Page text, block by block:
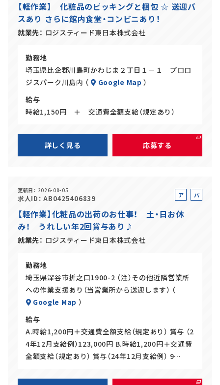
バ
ト
【軽作業】 化粧品のピッキングと梱包 ☆ 送迎バ
スあり さらに館内食堂・コンビニあり！
就業先 ロジスティード東日本株式会社
勤務地
埼玉県比企郡川島町かわじま２丁目１－１ プロロ
ジスパーク川島内 （
Google Map ）
給与
時給1,150円 ＋ 交通費全額支給（規定あり）
詳しく見る 応募する
更新日 2026-08-05
求人ID AB0425406839
ア
バ
パ
【軽作業】化粧品の出荷のお仕事！ 土・日お休
み！ うれしい年2回賞与あり♪
就業先 ロジスティード東日本株式会社
勤務地
埼玉県深谷市折之口1900-2 （注）その他近隣営業所
への作業支援あり（当営業所から送迎します） （
Google Map ）
給与
A.時給1,200円＋交通費全額支給（規定あり） 賞与 （2
4年12月支給例）123,000円 B.時給1,200円＋交通費
全額支給（規定あり） 賞与（24年12月支給例） 9…